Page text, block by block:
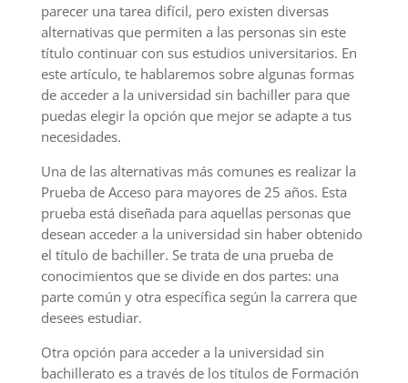
parecer una tarea difícil, pero existen diversas
alternativas que permiten a las personas sin este
título continuar con sus estudios universitarios. En
este artículo, te hablaremos sobre algunas formas
de acceder a la universidad sin bachiller para que
puedas elegir la opción que mejor se adapte a tus
necesidades.
Una de las alternativas más comunes es realizar la
Prueba de Acceso para mayores de 25 años. Esta
prueba está diseñada para aquellas personas que
desean acceder a la universidad sin haber obtenido
el título de bachiller. Se trata de una prueba de
conocimientos que se divide en dos partes: una
parte común y otra específica según la carrera que
desees estudiar.
Otra opción para acceder a la universidad sin
bachillerato es a través de los títulos de Formación